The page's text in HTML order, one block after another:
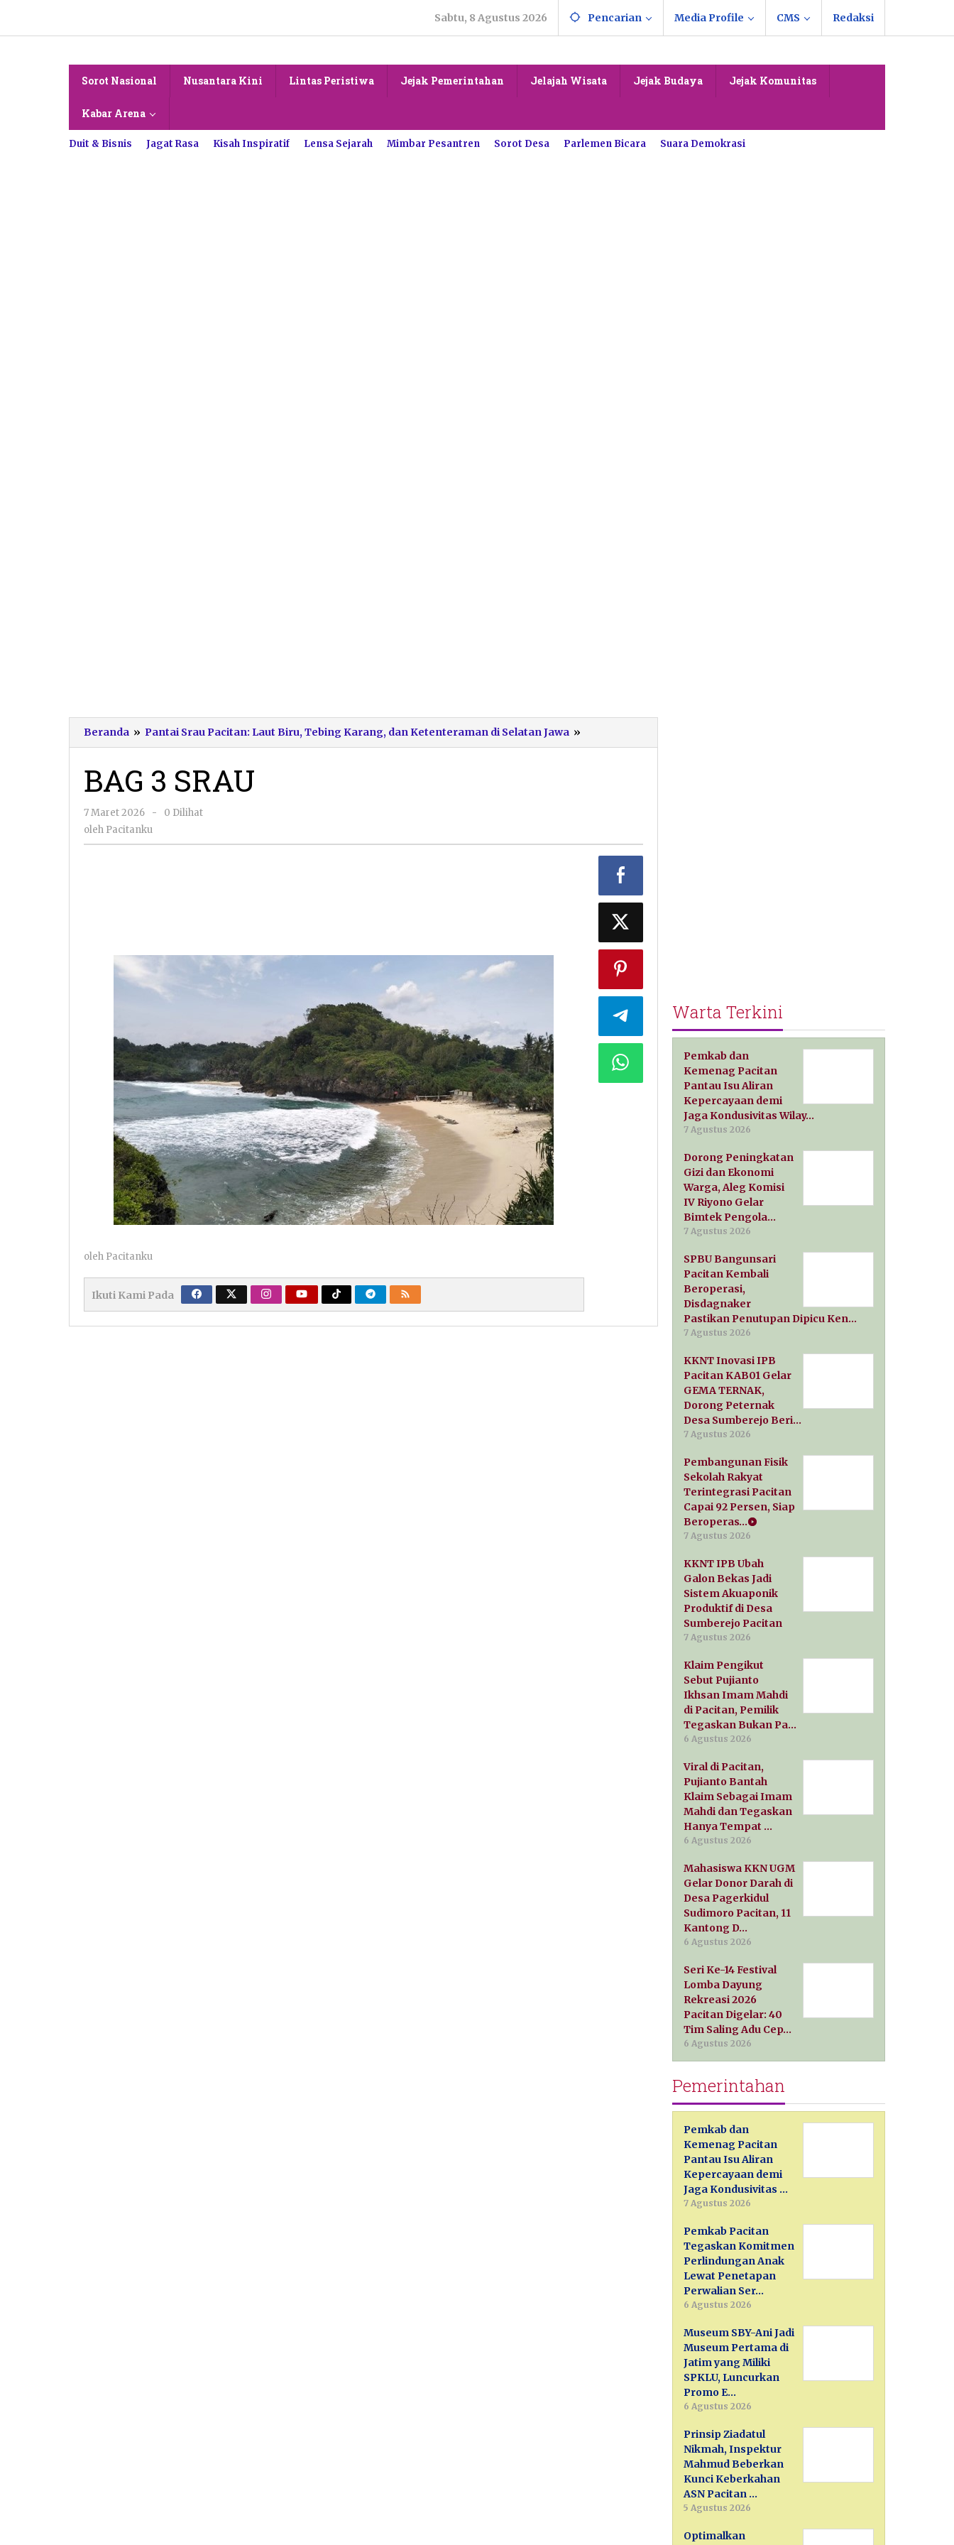
konten
Sabtu, 8 Agustus 2026 Pencarian Media Profile CMS Redaksi
Sorot Nasional Nusantara Kini Lintas Peristiwa Jejak Pemerintahan Jelajah Wisata Jejak Budaya Jejak Komunitas
Kabar Arena
Duit & Bisnis Jagat Rasa Kisah Inspiratif Lensa Sejarah Mimbar Pesantren Sorot Desa Parlemen Bicara Suara Demokrasi
Beranda » Pantai Srau Pacitan: Laut Biru, Tebing Karang, dan Ketenteraman di Selatan Jawa »
3
BAG 3 SRAU
7 Maret 2026
oleh
Pacitanku
-
0 Dilihat
oleh Pacitanku
oleh Pacitanku
Ikuti Kami Pada
Warta Terkini
Pemkab dan
Kemenag Pacitan
Pantau Isu Aliran
Kepercayaan demi
Jaga Kondusivitas Wilay…
7 Agustus 2026
Dorong Peningkatan
Gizi dan Ekonomi
Warga, Aleg Komisi
IV Riyono Gelar
Bimtek Pengola…
7 Agustus 2026
SPBU Bangunsari
Pacitan Kembali
Beroperasi,
Disdagnaker
Pastikan Penutupan Dipicu Ken…
7 Agustus 2026
KKNT Inovasi IPB
Pacitan KAB01 Gelar
GEMA TERNAK,
Dorong Peternak
Desa Sumberejo Beri…
7 Agustus 2026
Pembangunan Fisik
Sekolah Rakyat
Terintegrasi Pacitan
Capai 92 Persen, Siap
Beroperas…
7 Agustus 2026
KKNT IPB Ubah
Galon Bekas Jadi
Sistem Akuaponik
Produktif di Desa
Sumberejo Pacitan
7 Agustus 2026
Klaim Pengikut
Sebut Pujianto
Ikhsan Imam Mahdi
di Pacitan, Pemilik
Tegaskan Bukan Pa…
6 Agustus 2026
Viral di Pacitan,
Pujianto Bantah
Klaim Sebagai Imam
Mahdi dan Tegaskan
Hanya Tempat …
6 Agustus 2026
Mahasiswa KKN UGM
Gelar Donor Darah di
Desa Pagerkidul
Sudimoro Pacitan, 11
Kantong D…
6 Agustus 2026
Seri Ke-14 Festival
Lomba Dayung
Rekreasi 2026
Pacitan Digelar: 40
Tim Saling Adu Cep…
6 Agustus 2026
Pemerintahan
Pemkab dan
Kemenag Pacitan
Pantau Isu Aliran
Kepercayaan demi
Jaga Kondusivitas …
7 Agustus 2026
Pemkab Pacitan
Tegaskan Komitmen
Perlindungan Anak
Lewat Penetapan
Perwalian Ser…
6 Agustus 2026
Museum SBY-Ani Jadi
Museum Pertama di
Jatim yang Miliki
SPKLU, Luncurkan
Promo E…
6 Agustus 2026
Prinsip Ziadatul
Nikmah, Inspektur
Mahmud Beberkan
Kunci Keberkahan
ASN Pacitan …
5 Agustus 2026
Optimalkan